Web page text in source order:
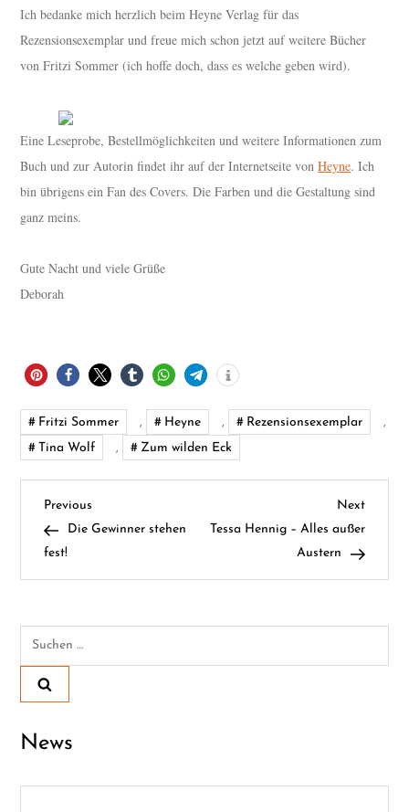
Ich bedanke mich herzlich beim Heyne Verlag für das
Rezensionsexemplar und freue mich schon jetzt auf weitere Bücher
von Fritzi Sommer (ich hoffe doch, dass es welche geben wird).
Eine Leseprobe, Bestellmöglichkeiten und weitere Informationen zum
Buch und zur Autorin findet ihr auf der Internetseite vonHeyne. Ich
bin übrigens ein Fan des Covers. Die Farben und die Gestaltung sind
ganz meins.
Gute Nacht und viele Grüße
Deborah
Fritzi Sommer , Heyne , Rezensionsexemplar
,
Tina Wolf
, Zum wilden Eck
B
e
t
r
g
s
Previous
Post
Previous
Die Gewinner stehen
fest!
Next
Post
Next
Tessa Hennig – Alles außer
Austern
Suchen
News